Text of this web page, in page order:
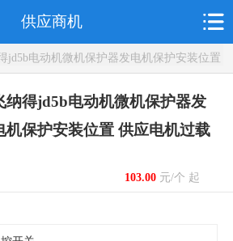
供应商机
jd5b电动机微机保护器发电机保护安装位置
纳得jd5b电动机微机保护器发
机保护安装位置 供应电机过载
103.00元/个 起